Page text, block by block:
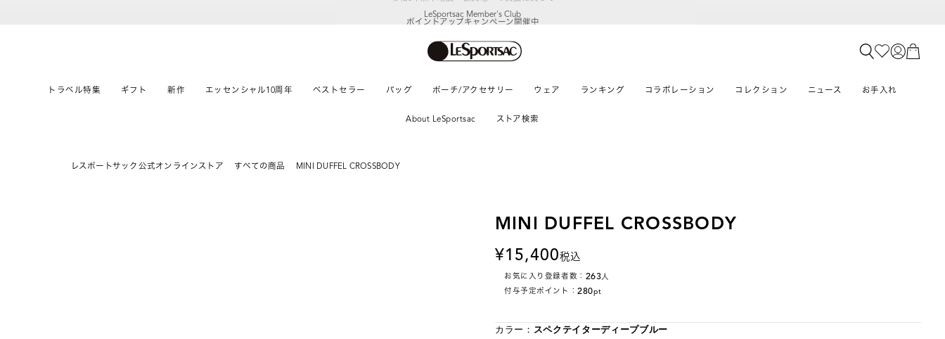
LeSportsac Member's Club
ポイントアップキャンペーン開催中
トラベル特集 ギフト 新作 エッセンシャル10周年 ベストセラー バッグ ポーチ/アクセサリー ウェア ランキング コラボレーション コレクション ニュース お手入れ
About LeSportsac ストア検索
レスポートサック公式オンラインストア すべての商品 MINI DUFFEL CROSSBODY
MINI DUFFEL CROSSBODY
15,400税込
お気に入り登録者数： 263人
付与予定ポイント：280pt
カラー： スペクテイターディープブルー